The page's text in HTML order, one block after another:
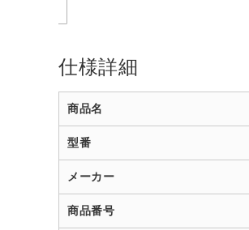
仕様詳細
商品名
型番
メーカー
商品番号